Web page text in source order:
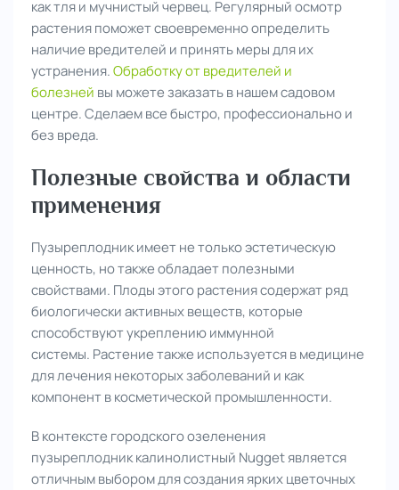
как тля и мучнистый червец. Регулярный осмотр
растения поможет своевременно определить
наличие вредителей и принять меры для их
устранения.Обработку от вредителей и
болезней вы можете заказать в нашем садовом
центре. Сделаем все быстро, профессионально и
без вреда.
Полезные свойства и области
применения
Пузыреплодник имеет не только эстетическую
ценность, но также обладает полезными
свойствами. Плоды этого растения содержат ряд
биологически активных веществ, которые
способствуют укреплению иммунной
системы. Растение также используется в медицине
для лечения некоторых заболеваний и как
компонент в косметической промышленности.
В контексте городского озеленения
пузыреплодник калинолистный Nugget является
отличным выбором для создания ярких цветочных